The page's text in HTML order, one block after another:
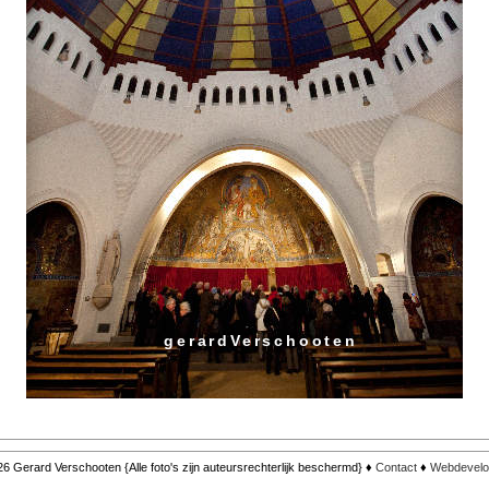
gerardVerschooten
Gerard Verschooten {Alle foto's zijn auteursrechterlijk beschermd} ♦ Contact ♦